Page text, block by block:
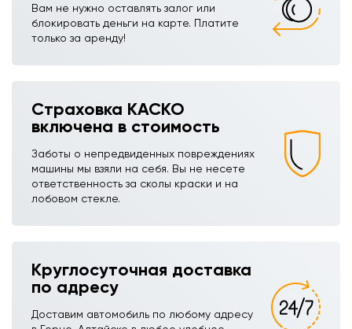
Вам не нужно оставлять залог или
блокировать деньги на карте. Платите
только за аренду!
Страховка КАСКО
включена в стоимость
Заботы о непредвиденных повреждениях
машины мы взяли на себя. Вы не несете
ответственность за сколы краски и на
лобовом стекле.
Круглосуточная доставка
по адресу
Доставим автомобиль по любому адресу